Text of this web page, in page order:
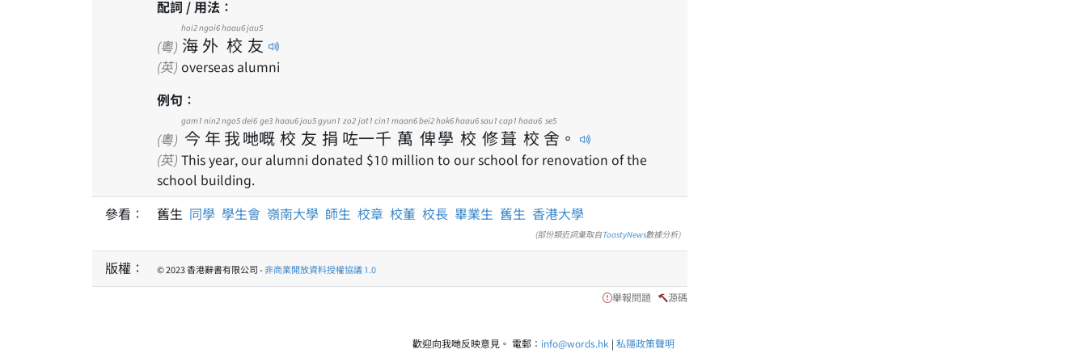
配詞 / 用法：
(粵) 海
hoi2
外
ngoi6
校
haau6
友
jau5
(英) overseas alumni
例句：
(粵) 今
gam1
年
nin2
我
ngo5
哋
dei6
嘅
ge3
校
haau6
友
jau5
捐
gyun1
咗
zo2
一
jat1
千
cin1
萬
maan6
俾
bei2
學
hok6
校
haau6
修
sau1
葺
cap1
校
haau6
舍
se5
。
(英) This year, our alumni donated $10 million to our school for renovation of the
school building.
參看：
舊生 同學 學生會 嶺南大學 師生 校章 校董 校長 畢業生 舊生 香港大學
(部份類近詞彙取自ToastyNews數據分析)
版權： © 2023 香港辭書有限公司 -非商業開放資料授權協議 1.0
舉報問題 源碼
歡迎向我哋反映意見。 電郵： info@words.hk | 私隱政策聲明